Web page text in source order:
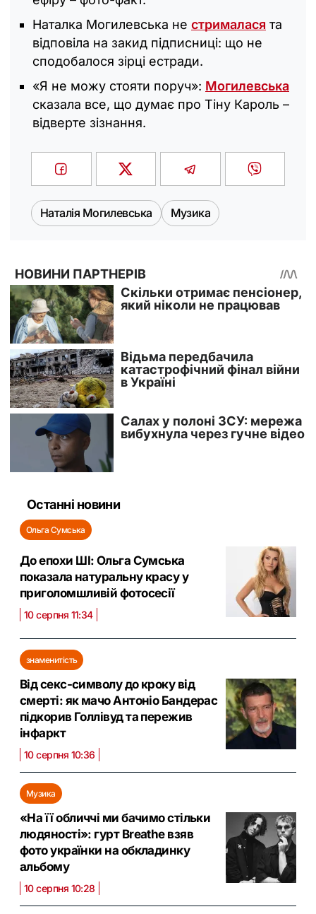
Наталка Могилевська не стрималася та
відповіла на закид підписниці: що не
сподобалося зірці естради.
«Я не можу стояти поруч»: Могилевська
сказала все, що думає про Тіну Кароль –
відверте зізнання.
Наталія Могилевська Музика
Останні новини
Ольга Сумська
До епохи ШІ: Ольга Сумська
показала натуральну красу у
приголомшливій фотосесії
10 серпня 11:34
знаменитість
Від секс-символу до кроку від
смерті: як мачо Антоніо Бандерас
підкорив Голлівуд та пережив
інфаркт
10 серпня 10:36
Музика
«На її обличчі ми бачимо стільки
людяності»: гурт Breathe взяв
фото українки на обкладинку
альбому
10 серпня 10:28